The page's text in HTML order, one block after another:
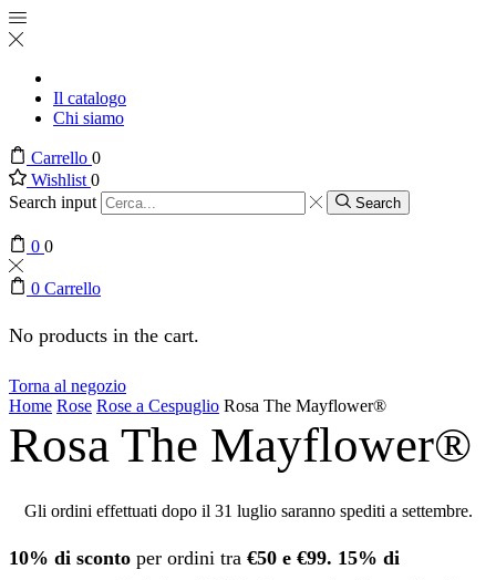
Il catalogo
Chi siamo
Carrello 0
Wishlist 0
Search input
Search
0 0
0 Carrello
No products in the cart.
Torna al negozio
Home Rose Rose a Cespuglio Rosa The Mayflower®
Rosa The Mayflower®
Gli ordini effettuati dopo il 31 luglio saranno spediti a settembre.
10% di sconto per ordini tra €50 e €99. 15% di